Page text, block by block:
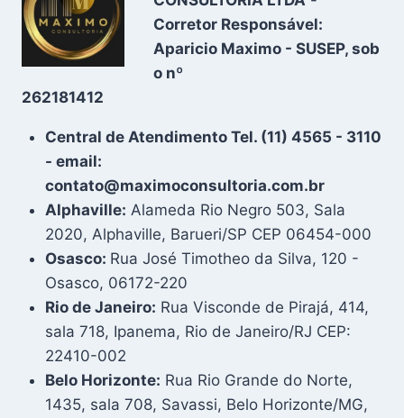
Corretor Responsável:
Aparicio Maximo - SUSEP, sob
o nº
262181412
Central de Atendimento Tel. (11) 4565 - 3110
- email:
contato@maximoconsultoria.com.br
Alphaville: Alameda Rio Negro 503, Sala
2020, Alphaville, Barueri/SP CEP 06454-000
Osasco: Rua José Timotheo da Silva, 120 -
Osasco, 06172-220
Rio de Janeiro: Rua Visconde de Pirajá, 414,
sala 718, Ipanema, Rio de Janeiro/RJ CEP:
22410-002
Belo Horizonte: Rua Rio Grande do Norte,
1435, sala 708, Savassi, Belo Horizonte/MG,